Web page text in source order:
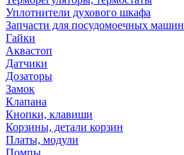
Уплотнители духового шкафа
Запчасти для посудомоечных машин
Гайки
Аквастоп
Датчики
Дозаторы
Замок
Клапана
Кнопки, клавиши
Корзины, детали корзин
Платы, модули
Помпы